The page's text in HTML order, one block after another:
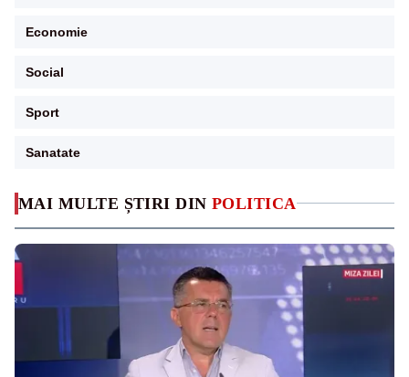
MAI MULTE ȘTIRI DIN POLITICA
Economie
Social
Sport
Sanatate